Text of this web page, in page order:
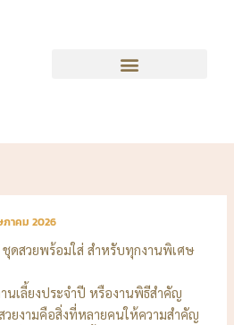
ภาคม 2026
ดสวยพร้อมใส่ สำหรับทุกงานพิเศษ
นเลี้ยงประจำปี หรืองานพิธีสำคัญ
วยงามคือสิ่งที่หลายคนให้ความสำคัญ